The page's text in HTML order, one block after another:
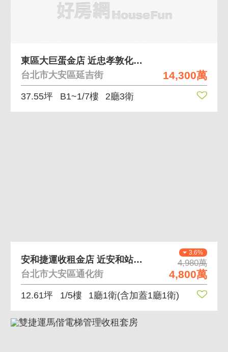
14,300萬
東區大巨蛋金店 近忠孝敦化站穩定承租
台北市大安區延吉街
37.55坪 B1~1/7樓 2廳3衛
3.6%
4,980萬
4,800萬
安和捷運收租金店 近安和站鄰臨江夜市商圈穩定收租
台北市大安區通化街
12.61坪 1/5樓 1廳1衛(含加蓋1廳1衛)